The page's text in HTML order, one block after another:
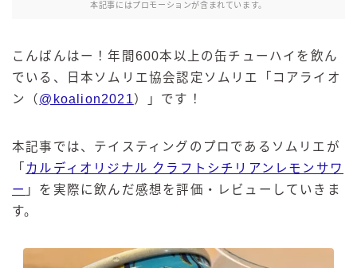
サントリー
ー196℃ ストロングゼロ
ー196℃ ザ・まるごと
CRAFT－196℃
こだわり酒場
角ハイボール
本記事にはプロモーションが含まれています。
こんばんはー！年間600本以上の缶チューハイを飲ん
でいる、日本ソムリエ協会認定ソムリエ「コアライオ
ン（ @koalion2021）」です！
本記事では、テイスティングのプロであるソムリエが
「 カルディオリジナル クラフトシチリアンレモンサワ
ー 」を実際に飲んだ感想を評価・レビューしていきま
す。